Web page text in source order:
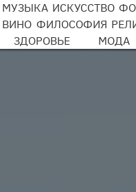
МУЗЫКА ИСКУССТВО
ВИНО ФИЛОСОФИЯ
ЗДОРОВЬЕ
МОДА